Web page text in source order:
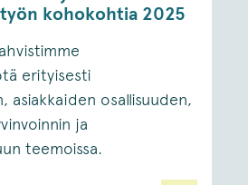
kohokohtia 2025
erityisesti
asiakkaiden osallisuuden,
ja
teemoissa.